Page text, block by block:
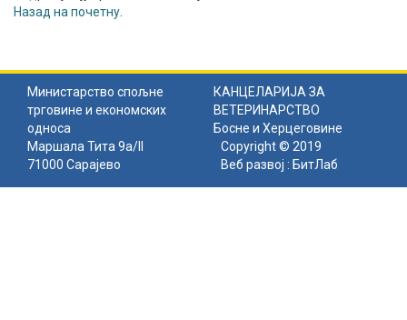
Назад на почетну
Министарство спољне
трговине и економских
односа
КАНЦЕЛАРИЈА ЗА
ВЕТЕРИНАРСТВО
Босне и Херцеговине
Маршала Тита 9а/II
71000 Сарајево
Copyright © 2019
Веб развој : БитЛаб